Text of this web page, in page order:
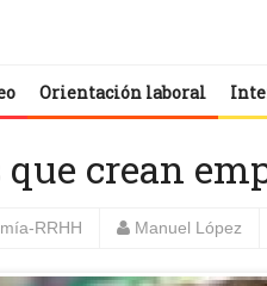
Orientación laboral
crean
RRHH Manuel López